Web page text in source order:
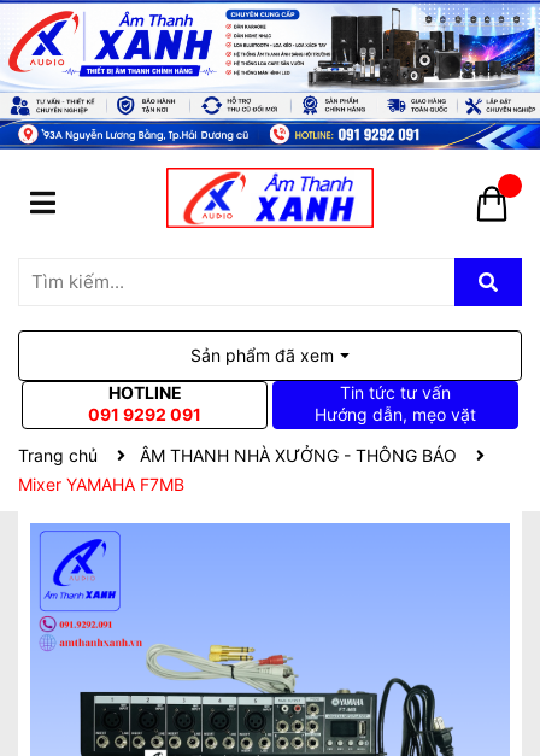
Sản phẩm đã xem
HOTLINE
091 9292 091
Tin tức tư vấn
Hướng dẫn, mẹo vặt
Trang chủ
ÂM THANH NHÀ XƯỞNG - THÔNG BÁO
Mixer YAMAHA F7MB